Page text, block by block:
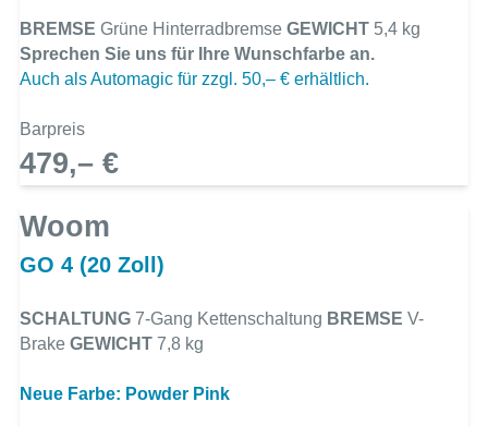
BREMSE Grüne Hinterradbremse GEWICHT 5,4 kg
Sprechen Sie uns für Ihre Wunschfarbe an.
Auch als Automagic für zzgl. 50,– € erhältlich.
Barpreis
479,– €
Woom
GO 4 (20 Zoll)
SCHALTUNG 7-Gang Kettenschaltung BREMSE V-
Brake GEWICHT 7,8 kg
Neue Farbe: Powder Pink